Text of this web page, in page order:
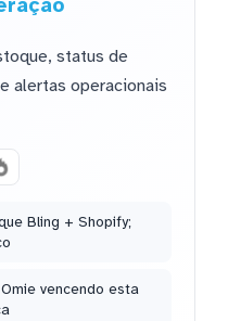
status de
alertas operacionais
Bling + Shopify;
vencendo esta